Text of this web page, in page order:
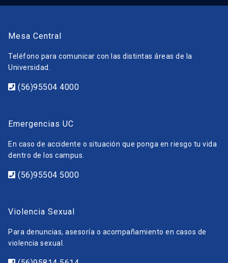
Mesa Central
Teléfono para comunicar con las distintas áreas de la
Universidad.
(56)95504 4000
Emergencias UC
En caso de accidente o situación que ponga en riesgo tu vida
dentro de los campus.
(56)95504 5000
Violencia Sexual
Para denuncias, asesoría o acompañamiento en casos de
violencia sexual.